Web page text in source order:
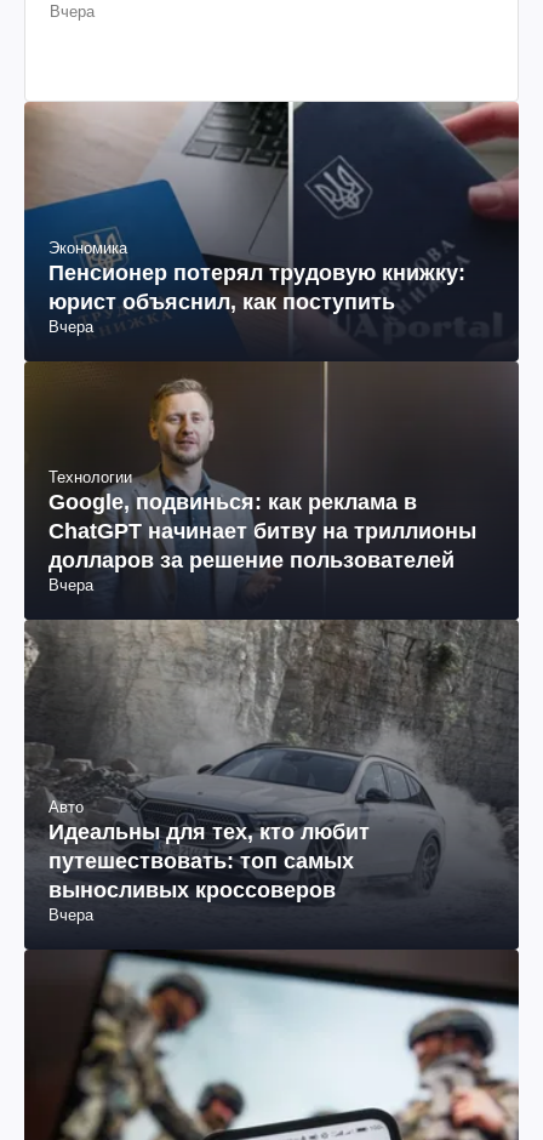
Вчера
Экономика
Пенсионер потерял трудовую книжку:
юрист объяснил, как поступить
Вчера
Технологии
Google, подвинься: как реклама в
ChatGPT начинает битву на триллионы
долларов за решение пользователей
Вчера
Авто
Идеальны для тех, кто любит
путешествовать: топ самых
выносливых кроссоверов
Вчера